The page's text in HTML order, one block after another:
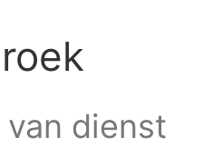
dienst